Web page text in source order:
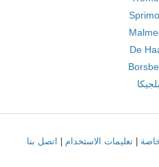
De
بلجيكا
|تعليمات الاستخدام اتصل بنا